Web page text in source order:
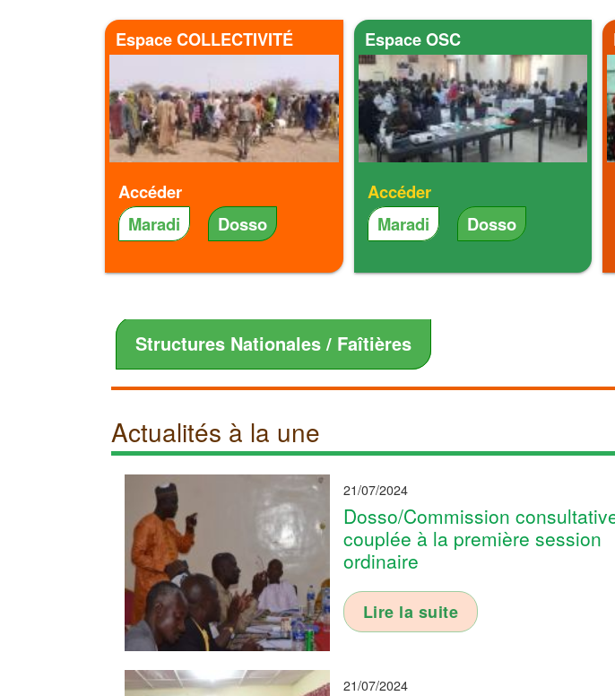
Espace COLLECTIVITÉ
Accéder
Maradi
Dosso
Espace OSC
Accéder
Maradi
Dosso
Structures Nationales / Faîtières
Actualités à la une
21/07/2024
Dosso/Commission
couplée à la première session
ordinaire
Lire la suite
21/07/2024